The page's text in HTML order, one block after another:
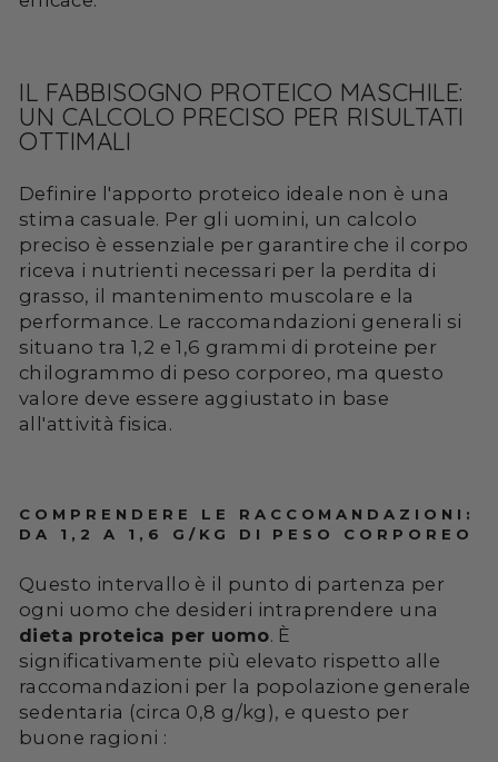
IL FABBISOGNO PROTEICO MASCHILE:
UN CALCOLO PRECISO PER RISULTATI
OTTIMALI
Definire l'apporto proteico ideale non è una
stima casuale. Per gli uomini, un calcolo
preciso è essenziale per garantire che il corpo
riceva i nutrienti necessari per la perdita di
grasso, il mantenimento muscolare e la
performance. Le raccomandazioni generali si
situano tra 1,2 e 1,6 grammi di proteine per
chilogrammo di peso corporeo, ma questo
valore deve essere aggiustato in base
all'attività fisica.
COMPRENDERE LE RACCOMANDAZIONI:
DA 1,2 A 1,6 G/KG DI PESO CORPOREO
Questo intervallo è il punto di partenza per
ogni uomo che desideri intraprendere una
dieta proteica per uomo. È
significativamente più elevato rispetto alle
raccomandazioni per la popolazione generale
sedentaria (circa 0,8 g/kg), e questo per
buone ragioni :